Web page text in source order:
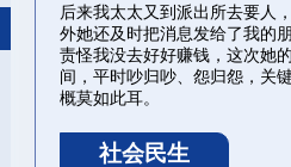
后来我太太又到派出所去要人
外她还及时把消息发给了我的
责怪我没去好好赚钱，这次她
间，平时吵归吵、怨归怨，关
概莫如此耳。
社会民生